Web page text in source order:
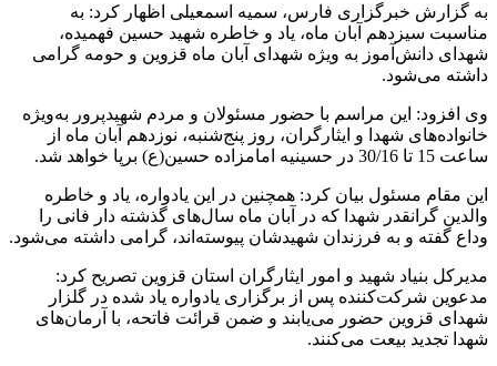
به گزارش خبرگزاری فارس، سمیه اسمعیلی اظهار کرد: به
مناسبت سیزدهم آبان ماه، یاد و خاطره شهید حسین فهمیده،
شهدای دانش‌آموز به‌ ویژه شهدای آبان ماه قزوین و حومه گرامی
داشته می‌شود.
وی افزود: این مراسم با حضور مسئولان و مردم شهیدپرور به‌ویژه
خانواده‌های شهدا و ایثارگران، روز پنج‌شنبه، نوزدهم آبان ماه از
ساعت 15 تا 30/16 در حسینیه امامزاده حسین(ع) برپا خواهد شد.
این مقام مسئول بیان کرد: همچنین در این یادواره، یاد و خاطره
والدین گرانقدر شهدا که در آبان ماه سال‌های گذشته دار فانی را
وداع گفته و به فرزندان شهیدشان پیوسته‌اند، گرامی داشته می‌شود.
مدیرکل بنیاد شهید و امور ایثارگران استان قزوین تصریح کرد:
مدعوین شرکت‌کننده پس از برگزاری یادواره یاد شده در گلزار
شهدای قزوین حضور می‌یابند و ضمن قرائت فاتحه، با آرمان‌های
شهدا تجدید بیعت می‌کنند.